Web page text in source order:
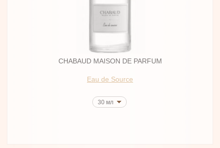
CHABAUD MAISON DE PARFUM
Eau de Source
30 мл